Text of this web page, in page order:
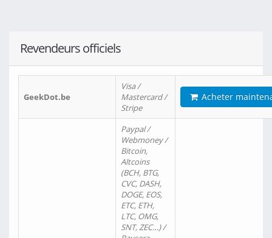
Revendeurs officiels
GeekDot.be
Visa /
Mastercard /
Stripe
Acheter
Paypal /
Webmoney /
Bitcoin,
Altcoins
(BCH, BTG,
CVC, DASH,
DOGE, EOS,
ETC, ETH,
LTC, OMG,
SNT, ZEC…) /